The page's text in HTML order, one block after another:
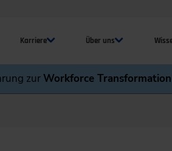
Karriere Über uns
zurWorkforce Transformation